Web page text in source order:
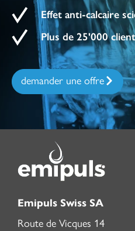
Effet anti-calcaire
Plus de 25'000
demander une offre
Emipuls Swiss SA
Route de Vicques 14